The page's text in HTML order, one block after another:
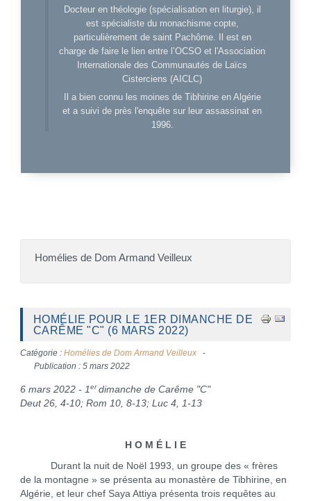
Docteur en théologie (spécialisation en liturgie), il
est spécialiste du monachisme copte,
particulièrement de saint Pachôme. Il est en
charge de faire le lien entre l’OCSO et l'Association
Internationale des Communautés de Laïcs
Cisterciens (AICLC)
Il a bien connu les moines de Tibhirine en Algérie
et a suivi de près l'enquête sur leur assassinat en
1996.
Homélies de Dom Armand Veilleux
HOMÉLIE POUR LE 1ER DIMANCHE DE
CARÊME "C" (6 MARS 2022)
Catégorie : Homélies de Dom Armand Veilleux
Publication : 5 mars 2022
6 mars 2022 - 1erdimanche de Carême "C"
Deut 26, 4-10; Rom 10, 8-13; Luc 4, 1-13
H O M É L I E
Durant la nuit de Noël 1993, un groupe des « frères
de la montagne » se présenta au monastère de Tibhirine, en
Algérie, et leur chef Saya Attiya présenta trois requêtes au